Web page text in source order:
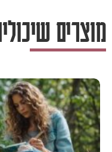
מוצרים